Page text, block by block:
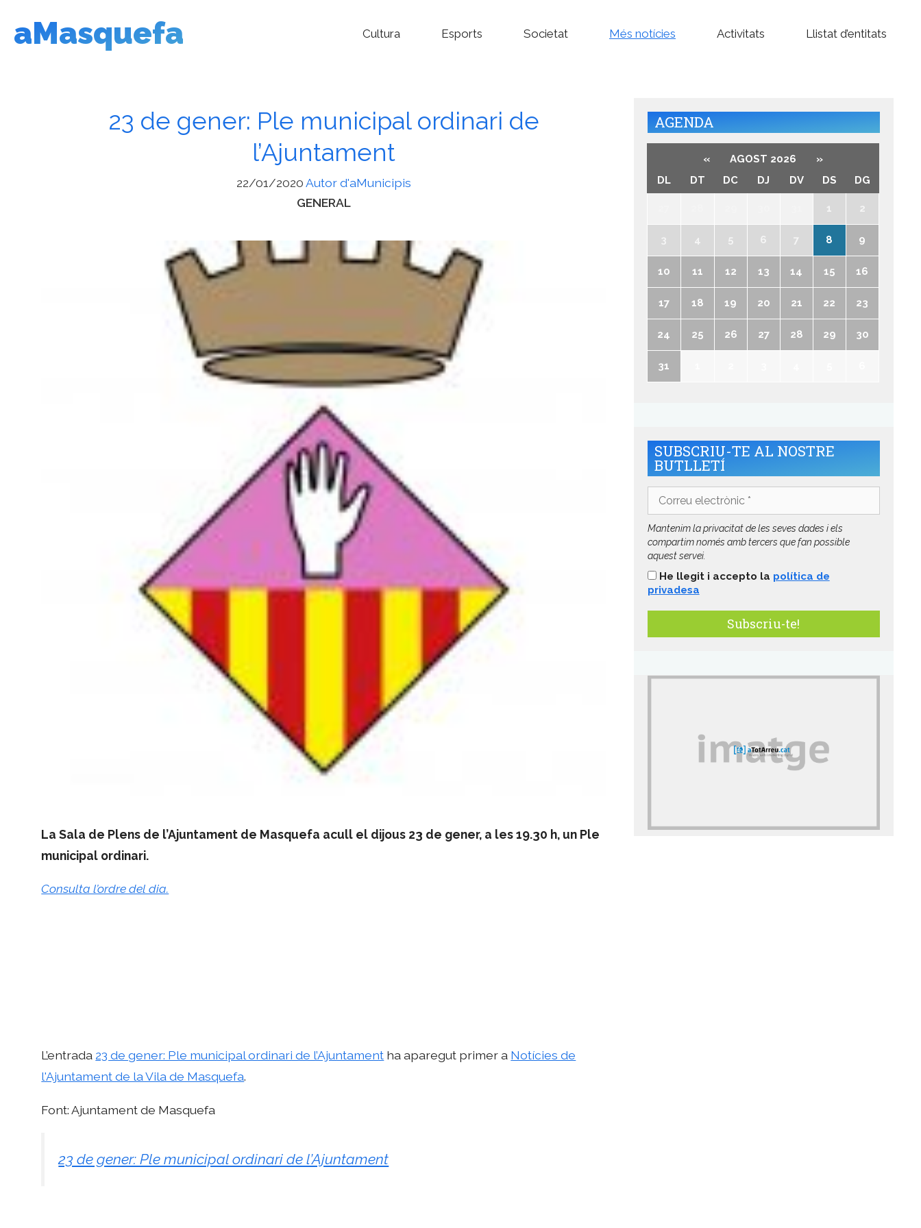
contingut
aMasquefa Cultura Esports Societat Més notícies Activitats Llistat d’entitats
23 de gener: Ple municipal ordinari de
l’Ajuntament
22/01/2020Autor d'aMunicipis
Categories
GENERAL
La Sala de Plens de l’Ajuntament de Masquefa acull el dijous 23 de gener, a les 19.30 h, un Ple
municipal ordinari.
Consulta l’ordre del dia.
L’entrada 23 de gener: Ple municipal ordinari de l’Ajuntament ha aparegut primer a Notícies de
l'Ajuntament de la Vila de Masquefa.
Font: Ajuntament de Masquefa
23 de gener: Ple municipal ordinari de l’Ajuntament
AGENDA
« AGOST 2026
»
DL
DT DC DJ DV DS DG
1 2
3 4 5 6 7 8 9
10 11 12 13 14 15 16
17 18 19 20 21 22 23
24 25 26 27 28 29 30
31
SUBSCRIU-TE AL NOSTRE
BUTLLETÍ
electrònic
Mantenim la privacitat de les seves dades i els
compartim només amb tercers que fan possible
aquest servei.
He llegit i accepto la política de
privadesa